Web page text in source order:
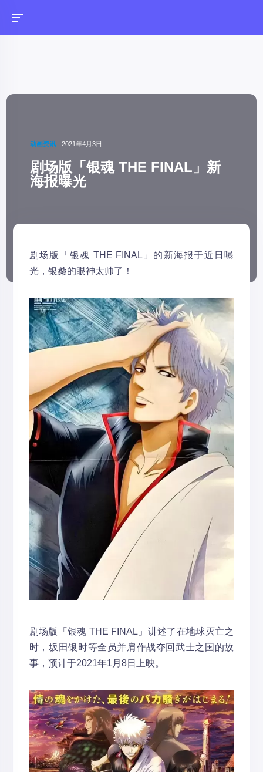
动画资讯 -2021年4月3日
剧场版「银魂 THE FINAL」新
海报曝光
剧场版「银魂 THE FINAL」的新海报于近日曝
光，银桑的眼神太帅了！
剧场版「银魂 THE FINAL」讲述了在地球灭亡之
时，坂田银时等全员并肩作战夺回武士之国的故
事，预计于2021年1月8日上映。